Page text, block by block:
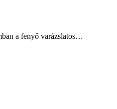
a fenyő varázslatos…